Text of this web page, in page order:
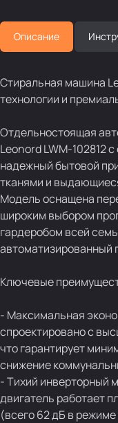
Описание
Стиральная машина
технологии и
Отдельностоящая
Leonord LWM-102812
надежный бытовой
тканями и
Модель оснащена
широким выбором
гардеробом всей
автоматизированный
Ключевые
- Максимальная
спроектировано с
что гарантирует
снижение
- Тихий инверторный
двигатель работает
(всего 62 дБ в